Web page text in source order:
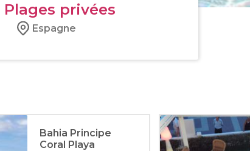
Plages privées
Espagne
Bahia Principe
Coral Playa